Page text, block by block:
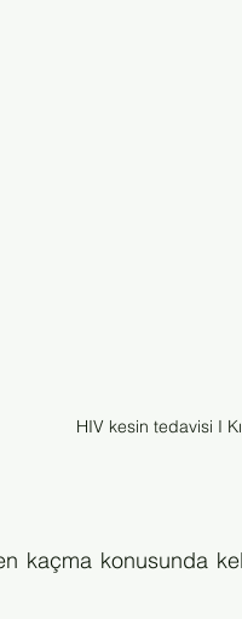
HIV kesin tedavisi I
kaçma konusunda